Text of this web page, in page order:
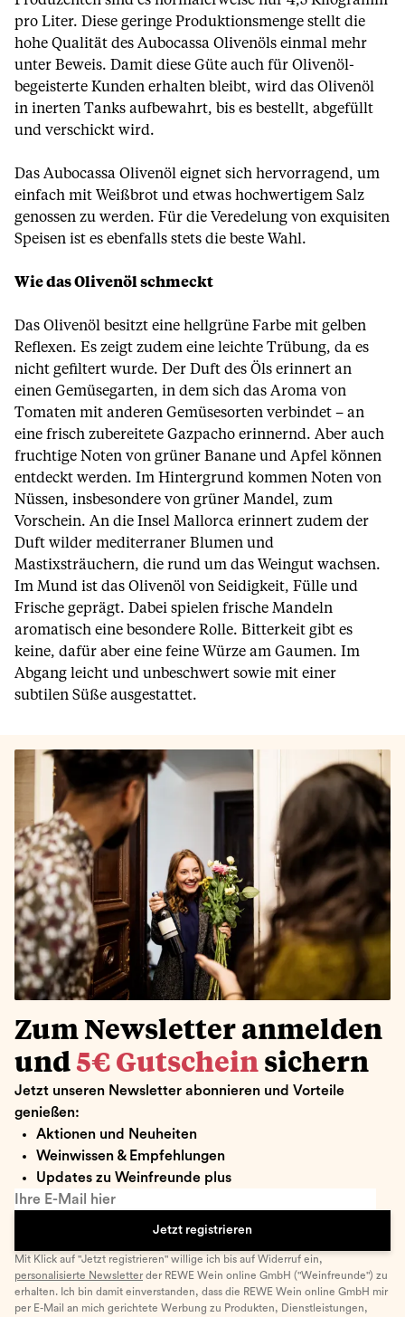
pro Liter. Diese geringe Produktionsmenge stellt die
hohe Qualität des Aubocassa Olivenöls einmal mehr
unter Beweis. Damit diese Güte auch für Olivenöl-
begeisterte Kunden erhalten bleibt, wird das Olivenöl
in inerten Tanks aufbewahrt, bis es bestellt, abgefüllt
und verschickt wird.
Das Aubocassa Olivenöl eignet sich hervorragend, um
einfach mit Weißbrot und etwas hochwertigem Salz
genossen zu werden. Für die Veredelung von exquisiten
Speisen ist es ebenfalls stets die beste Wahl.
Wie das Olivenöl schmeckt
Das Olivenöl besitzt eine hellgrüne Farbe mit gelben
Reflexen. Es zeigt zudem eine leichte Trübung, da es
nicht gefiltert wurde. Der Duft des Öls erinnert an
einen Gemüsegarten, in dem sich das Aroma von
Tomaten mit anderen Gemüsesorten verbindet – an
eine frisch zubereitete Gazpacho erinnernd. Aber auch
fruchtige Noten von grüner Banane und Apfel können
entdeckt werden. Im Hintergrund kommen Noten von
Nüssen, insbesondere von grüner Mandel, zum
Vorschein. An die Insel Mallorca erinnert zudem der
Duft wilder mediterraner Blumen und
Mastixsträuchern, die rund um das Weingut wachsen.
Im Mund ist das Olivenöl von Seidigkeit, Fülle und
Frische geprägt. Dabei spielen frische Mandeln
aromatisch eine besondere Rolle. Bitterkeit gibt es
keine, dafür aber eine feine Würze am Gaumen. Im
Abgang leicht und unbeschwert sowie mit einer
subtilen Süße ausgestattet.
Zum Newsletter anmelden
und 5€ Gutschein sichern
Jetzt unseren Newsletter abonnieren und Vorteile
genießen:
Aktionen und Neuheiten
Weinwissen & Empfehlungen
Updates zu Weinfreunde plus
Ihre E-Mail hier
Jetzt registrieren
Mit Klick auf "Jetzt registrieren" willige ich bis auf Widerruf ein,
personalisierte Newsletter der REWE Wein online GmbH ("Weinfreunde") zu
erhalten. Ich bin damit einverstanden, dass die REWE Wein online GmbH mir
per E-Mail an mich gerichtete Werbung zu Produkten, Dienstleistungen,